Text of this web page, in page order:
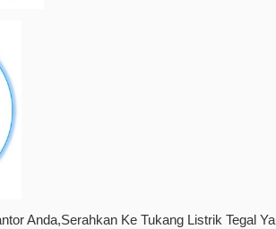
Anda,Serahkan Ke Tukang Listrik Tegal